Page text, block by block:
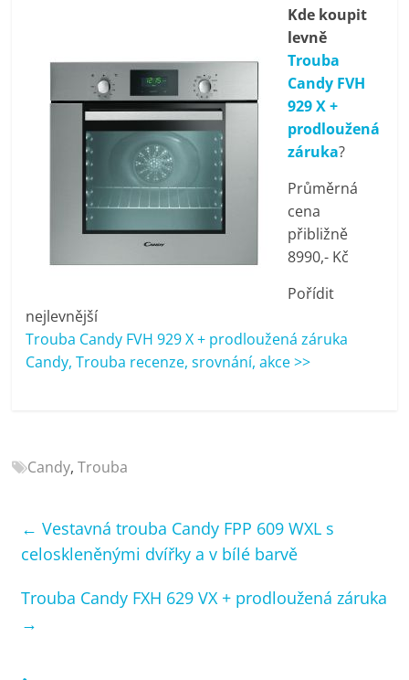
kávovary,
bazény
elektronika
recenze,
televize,
notebooky,
mobilní
telefony,
Kde koupit
levně
Trouba
Candy FVH
929 X +
prodloužená
záruka?
Průměrná
cena
přibližně
8990,- Kč
Pořídit
nejlevnější
Trouba Candy FVH 929 X + prodloužená záruka
Candy, Trouba recenze, srovnání, akce >>
Candy,Trouba
← Vestavná trouba Candy FPP 609 WXL s
celoskleněnými dvířky a v bílé barvě
Trouba Candy FXH 629 VX + prodloužená záruka
→